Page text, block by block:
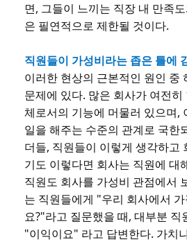
면, 그들이 느끼는 직장 내 만족
은 필연적으로 제한될 것이다.
직원들이 가성비라는 좁은 틀에
이러한 현상의 근본적인 원인 중
문제에 있다. 많은 회사가 여전
체로서의 기능에 머물러 있으며,
일을 해주는 수준의 관계로 국한
더들, 직원들이 이렇게 생각하고
기도 이렇다면 회사는 직원에 대
직원도 회사를 가성비 관점에서
는 직원들에게 "우리 회사에서
요?"라고 질문했을 때, 대부분
"이익이요" 라고 답변한다. 가치